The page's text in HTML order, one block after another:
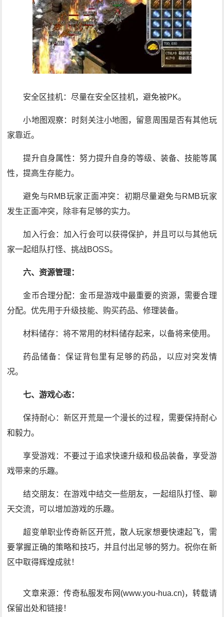
安全区挂机：尽量在安全区挂机，避免被PK。
小地图观察：时刻关注小地图，留意周围是否有其他玩
家靠近。
提升自身属性：努力提升自身的等级、装备、技能等属
性，提高生存能力。
避免与RMB玩家正面冲突：初期尽量避免与RMB玩家
发生正面冲突，除非有足够的实力。
加入行会：加入行会可以获得保护，并且可以与其他玩
家一起组队打怪、挑战BOSS。
六、资源管理：
金币合理分配：金币是游戏中最重要的资源，需要合理
分配。优先用于升级技能、购买药品、修理装备。
材料储存：将不常用的材料储存起来，以备将来使用。
药品储备：保证背包里有足够的药品，以应对突发情
况。
七、游戏心态：
保持耐心：新区开荒是一个漫长的过程，需要保持耐心
和毅力。
享受游戏：不要过于追求快速升级和极品装备，享受游
戏带来的乐趣。
结交朋友：在游戏中结交一些朋友，一起组队打怪、聊
天交流，可以增加游戏的乐趣。
超变单职业传奇新区开荒，散人玩家想要快速起飞，需
要掌握正确的策略和技巧，并且付出足够的努力。祝你在新
区中取得辉煌成就！
文章来源：传奇私服发布网(www.you-hua.cn)，转载请
保留出处和链接！